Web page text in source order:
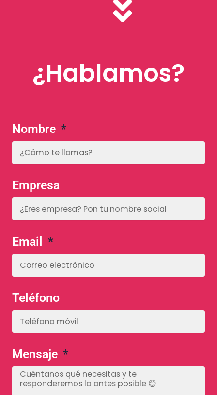
¿Hablamos?
Nombre
Empresa
Email
Teléfono
Mensaje